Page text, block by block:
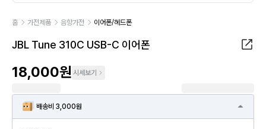
홈 가전제품 음향가전 이어폰/헤드폰
JBL Tune 310C USB-C 이어폰
18,000원 시세보기
배송비 3,000원